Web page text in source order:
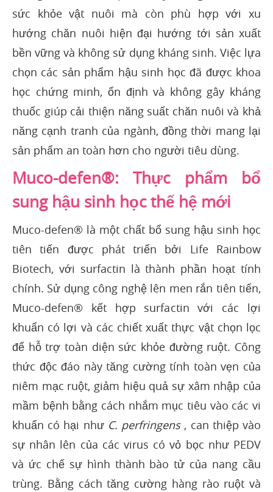
sức khỏe vật nuôi mà còn phù hợp với xu
hướng chăn nuôi hiện đại hướng tới sản xuất
bền vững và không sử dụng kháng sinh. Việc lựa
chọn các sản phẩm hậu sinh học đã được khoa
học chứng minh, ổn định và không gây kháng
thuốc giúp cải thiện năng suất chăn nuôi và khả
năng cạnh tranh của ngành, đồng thời mang lại
sản phẩm an toàn hơn cho người tiêu dùng.
Muco-defen®: Thực phẩm bổ
sung hậu sinh học thế hệ mới
Muco-defen® là một chất bổ sung hậu sinh học
tiên tiến được phát triển bởi Life Rainbow
Biotech, với surfactin là thành phần hoạt tính
chính. Sử dụng công nghệ lên men rắn tiên tiến,
Muco-defen® kết hợp surfactin với các lợi
khuẩn có lợi và các chiết xuất thực vật chọn lọc
để hỗ trợ toàn diện sức khỏe đường ruột. Công
thức độc đáo này tăng cường tính toàn vẹn của
niêm mạc ruột, giảm hiệu quả sự xâm nhập của
mầm bệnh bằng cách nhắm mục tiêu vào các vi
khuẩn có hại như C. perfringens, can thiệp vào
sự nhân lên của các virus có vỏ bọc như PEDV
và ức chế sự hình thành bào tử của nang cầu
trùng. Bằng cách tăng cường hàng rào ruột và